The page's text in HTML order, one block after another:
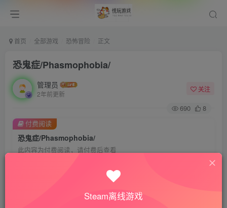
首页 全部游戏 恐怖冒险 正文
恐鬼症/Phasmophobia/
管理员
2年前更新
关注
690 8
恐鬼症/Phasmophobia/
此内容为付费阅读，请付费后查看
付费阅读
Steam离线游戏